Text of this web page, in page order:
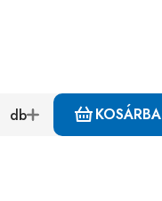
db KOSÁRBA